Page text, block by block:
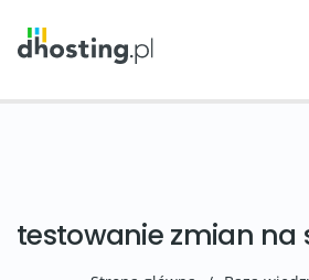
testowanie zmian na